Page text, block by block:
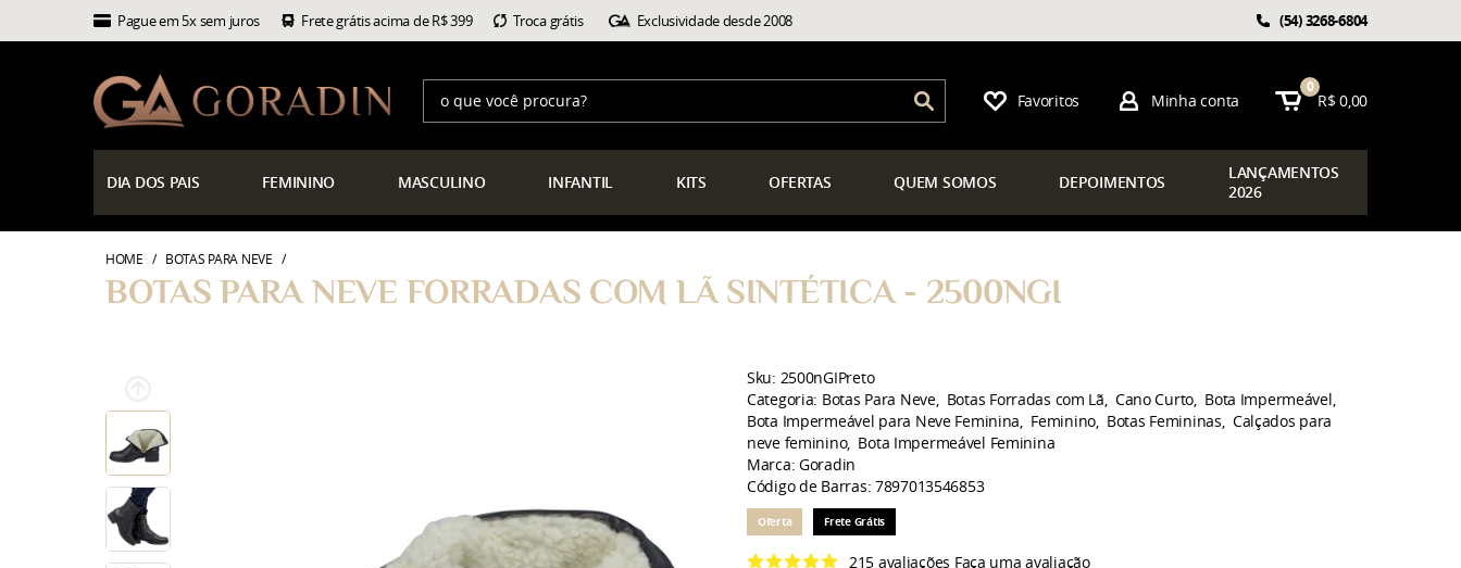
Pague em 5x sem juros Frete grátis acima de R$ 399 Troca grátis Exclusividade desde 2008 (54)3268-6804
Favoritos Minha conta
0
R$ 0,00
DIA DOS PAIS FEMININO MASCULINO INFANTIL KITS OFERTAS QUEM SOMOS DEPOIMENTOS LANÇAMENTOS
2026
HOME BOTAS PARA NEVE
BOTAS PARA NEVE FORRADAS COM LÃ SINTÉTICA - 2500NGI
Sku: 2500nGIPreto
Categoria: Botas Para Neve Botas Forradas com Lã Cano Curto Bota Impermeável
Bota Impermeável para Neve Feminina
Feminino Botas Femininas Calçados para
neve feminino Bota Impermeável Feminina
Marca:Goradin
Código de Barras: 7897013546853
Oferta Frete Grátis
215 avaliações Faça uma avaliação